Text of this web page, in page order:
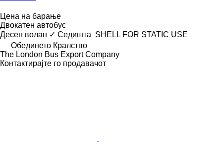
Цена на барање
Двокатен автобус
Десен волан ✓ Седишта SHELL FOR STATIC USE
Обединето Кралство
The London Bus Export Company
Контактирајте го продавачот